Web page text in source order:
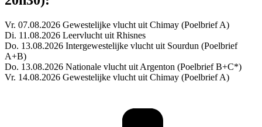
Vr. 07.08.2026 Gewestelijke vlucht uit Chimay (Poelbrief A)
Di. 11.08.2026 Leervlucht uit Rhisnes
Do. 13.08.2026 Intergewestelijke vlucht uit Sourdun (Poelbrief
A+B)
Do. 13.08.2026 Nationale vlucht uit Argenton (Poelbrief B+C*)
Vr. 14.08.2026 Gewestelijke vlucht uit Chimay (Poelbrief A)